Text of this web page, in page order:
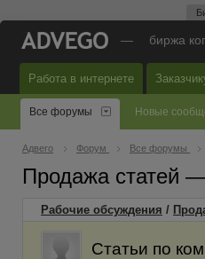
— биржа
Работа в интернете
Все форумы Новые
Адвего Форум Все форумы
Продажа статей
Рабочие обсуждения /
Статьи по